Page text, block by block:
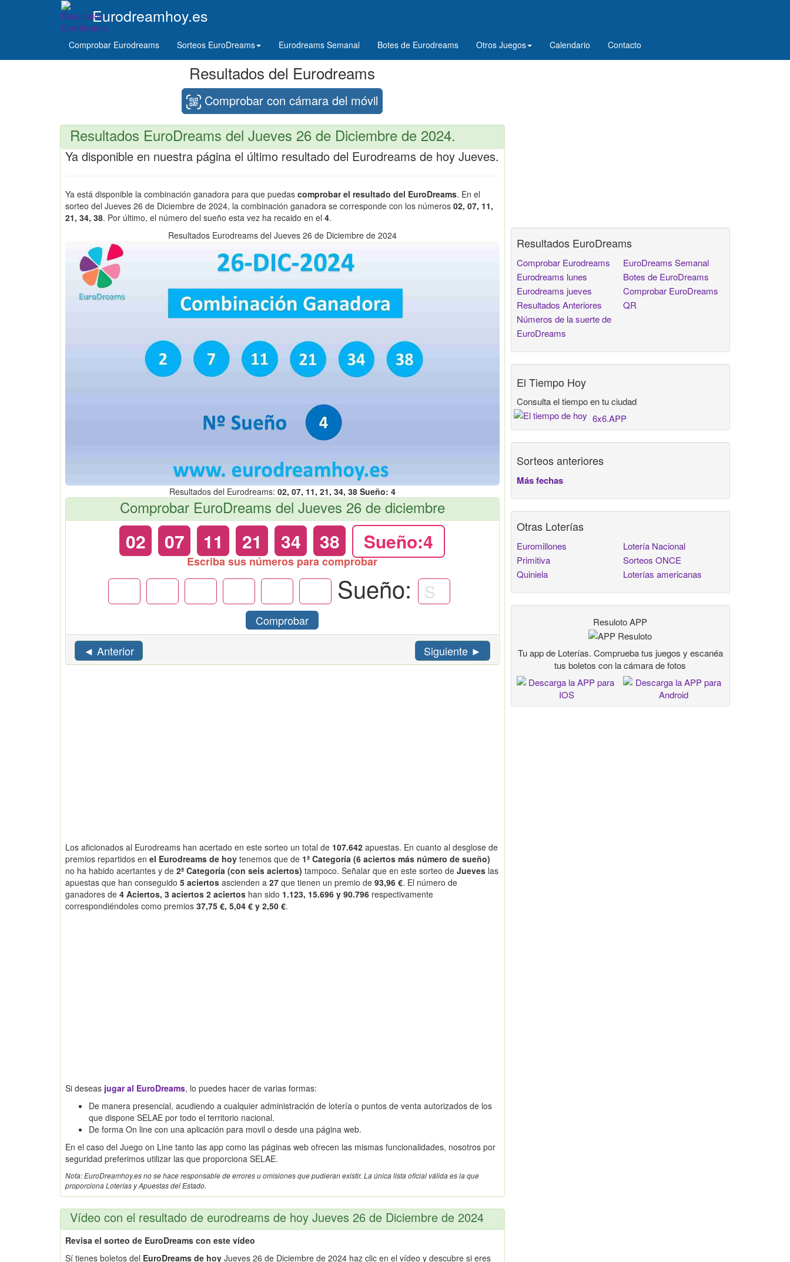
Eurodreamhoy.es
Comprobar Eurodreams Sorteos EuroDreams Eurodreams Semanal Botes de Eurodreams Otros Juegos Calendario Contacto
Resultados del Eurodreams
Comprobar con cámara del móvil
Resultados EuroDreams del Jueves 26 de Diciembre de 2024.
Ya disponible en nuestra página el último resultado del Eurodreams de hoy Jueves.
Ya está disponible la combinación ganadora para que puedas comprobar el resultado del EuroDreams. En el
sorteo del Jueves 26 de Diciembre de 2024, la combinación ganadora se corresponde con los números 02, 07, 11,
21, 34, 38. Por último, el número del sueño esta vez ha recaido en el 4.
Resultados Eurodreams del Jueves 26 de Diciembre de 2024
Resultados del Eurodreams: 02, 07, 11, 21, 34, 38 Sueño: 4
Comprobar EuroDreams del Jueves 26 de diciembre
02 07 11 21 34 38 Sueño:4
Escriba sus números para comprobar
Sueño:
Comprobar
◄ Anterior
Siguiente ►
Los aficionados al Eurodreams han acertado en este sorteo un total de 107.642 apuestas. En cuanto al desglose de
premios repartidos en el Eurodreams de hoy tenemos que de 1ª Categoría (6 aciertos más número de sueño)
no ha habido acertantes y de 2ª Categoría (con seis aciertos) tampoco. Señalar que en este sorteo de Jueves las
apuestas que han conseguido 5 aciertos ascienden a 27 que tienen un premio de 93,96 €. El número de
ganadores de 4 Aciertos, 3 aciertos 2 aciertos han sido 1.123, 15.696 y 90.796 respectivamente
correspondiéndoles como premios 37,75 €, 5,04 € y 2,50 €.
Si deseas jugar al EuroDreams, lo puedes hacer de varias formas:
De manera presencial, acudiendo a cualquier administración de lotería o puntos de venta autorizados de los
que dispone SELAE por todo el territorio nacional.
De forma On line con una aplicación para movil o desde una página web.
En el caso del Juego on Line tanto las app como las páginas web ofrecen las mismas funcionalidades, nosotros por
seguridad preferimos utilizar las que proporciona SELAE.
Nota: EuroDreamhoy.es no se hace responsable de errores u omisiones que pudieran existir. La única lista oficial válida es la que
proporciona Loterías y Apuestas del Estado.
Vídeo con el resultado de eurodreams de hoy Jueves 26 de Diciembre de 2024
Revisa el sorteo de EuroDreams con este vídeo
Sí tienes boletos del EuroDreams de hoy Jueves 26 de Diciembre de 2024 haz clic en el vídeo y descubre si eres
Resultados EuroDreams
Comprobar Eurodreams
Eurodreams lunes
Eurodreams jueves
Resultados Anteriores
Números de la suerte de
EuroDreams
EuroDreams Semanal
Botes de EuroDreams
Comprobar EuroDreams
QR
El Tiempo Hoy
Consulta el tiempo en tu ciudad
6x6.APP
Sorteos anteriores
Más fechas
Otras Loterías
Euromillones
Primitiva
Quiniela
Lotería Nacional
Sorteos ONCE
Loterías americanas
Resuloto APP
Tu app de Loterías. Comprueba tus juegos y escanéa
tus boletos con la cámara de fotos